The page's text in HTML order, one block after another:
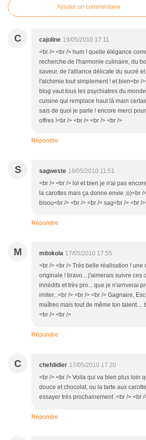
Ajouter un commentaire
C cajoline 19/05/2010 17:11
<br /> <br /> hum ! quelle élégance
recherche de l'harmonie culinaire, du
saveur, de l'alliance délicate du sucré
l'alchimie tout simplement ! et bien<br /
blog vaut tous les psychiatres du
cuisine qui remplace haut là main
sais de quoi je parle ! encore merci
offres !<br /> <br /> <br /> <br />
Répondre
S sagweste 18/05/2010 11:51
<br /> <br /> lol et bien je n'ai pas
la carottes mais ça donne envie ;o)<br /
bisou<br /> <br /> <br /> sag<br /> <br /
Répondre
M mitokola 17/05/2010 17:55
<br /> <br /> Très belle réalisation ! une
originale ! bravo... j'aimerais suivre ces
innédits et très pro... que je n'arriverai
imiter...<br /> <br /> <br /> Gagnaire,
maîtres mais tout de même ton talent....
<br /> <br />
Répondre
C chefdidier 17/05/2010 17:20
<br /> <br /> Voila qui va bien plus loin
douce et chocolat, ou la tarte aux
essayer trés prochainement .<br /> <br /
Répondre